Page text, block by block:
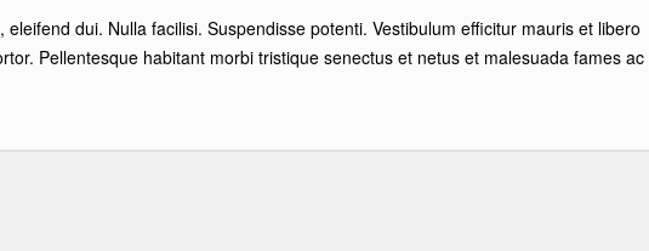
dui. Nulla facilisi. Suspendisse potenti. Vestibulum efficitur mauris et libero
Pellentesque habitant morbi tristique senectus et netus et malesuada fames ac